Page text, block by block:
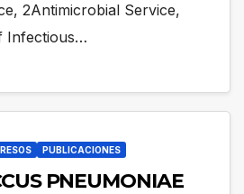
2Antimicrobial Service,
Infectious…
PUBLICACIONES
PNEUMONIAE